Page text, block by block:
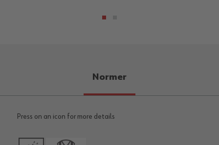
Normer
Press on an icon for more details